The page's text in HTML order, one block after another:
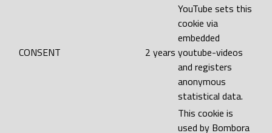
CONSENT 2 years
YouTube sets this
cookie via
embedded
youtube-videos
and registers
anonymous
statistical data.
This cookie is
used by Bombora